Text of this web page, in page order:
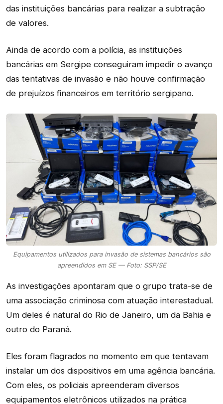
das instituições bancárias para realizar a subtração
de valores.
Ainda de acordo com a polícia, as instituições
bancárias em Sergipe conseguiram impedir o avanço
das tentativas de invasão e não houve confirmação
de prejuízos financeiros em território sergipano.
Equipamentos utilizados para invasão de sistemas bancários são
apreendidos em SE — Foto: SSP/SE
As investigações apontaram que o grupo trata-se de
uma associação criminosa com atuação interestadual.
Um deles é natural do Rio de Janeiro, um da Bahia e
outro do Paraná.
Eles foram flagrados no momento em que tentavam
instalar um dos dispositivos em uma agência bancária.
Com eles, os policiais apreenderam diversos
equipamentos eletrônicos utilizados na prática